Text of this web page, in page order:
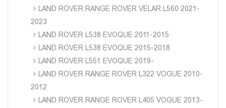
LAND ROVER RANGE ROVER VELAR L560 2021-
2023
LAND ROVER L538 EVOQUE 2011-2015
LAND ROVER L538 EVOQUE 2015-2018
LAND ROVER L551 EVOQUE 2019-
LAND ROVER RANGE ROVER L322 VOGUE 2010-
2012
LAND ROVER RANGE ROVER L405 VOGUE 2013-